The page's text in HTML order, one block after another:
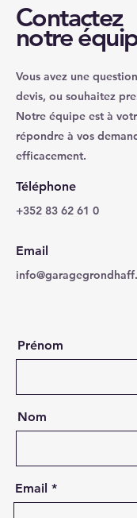
Contactez
notre
Vous avez une
devis, ou souhaitez
Notre équipe est à
répondre à vos
efficacement.
Téléphone
+352 83 62 61 0
Email
Prénom
Nom
Email